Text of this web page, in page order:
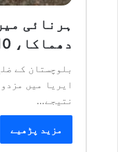
ہرنائی
دھماکا، 10 جاں بحق
بلوچستان کے
ایریا میں
نتیجے…
مزید پڑھیے